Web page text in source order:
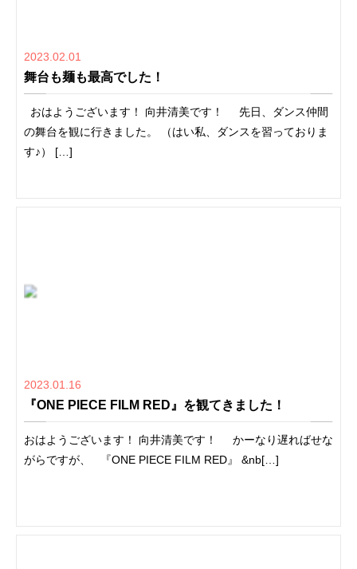
2023.02.01
舞台も麺も最高でした！
おはようございます！ 向井清美です！ 先日、ダンス仲間
の舞台を観に行きました。 （はい私、ダンスを習っておりま
す♪） […]
2023.01.16
『ONE PIECE FILM RED』を観てきました！
おはようございます！ 向井清美です！ かーなり遅ればせな
がらですが、 『ONE PIECE FILM RED』 &nb[…]